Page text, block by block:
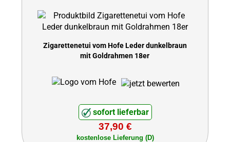
Zigarettenetui vom Hofe Leder dunkelbraun
mit Goldrahmen 18er
sofort lieferbar
37,90 €
kostenlose Lieferung (D)